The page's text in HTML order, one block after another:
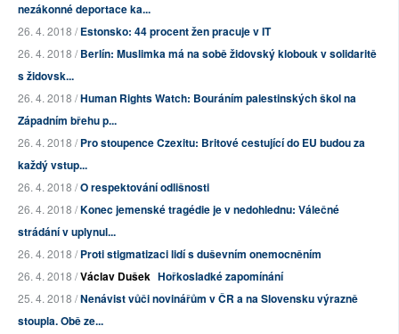
nezákonné deportace ka...
26. 4. 2018 /Estonsko: 44 procent žen pracuje v IT
26. 4. 2018 /Berlín: Muslimka má na sobě židovský klobouk v solidaritě
s židovsk...
26. 4. 2018 /Human Rights Watch: Bouráním palestinských škol na
Západním břehu p...
26. 4. 2018 /Pro stoupence Czexitu: Britové cestující do EU budou za
každý vstup...
26. 4. 2018 /O respektování odlišnosti
26. 4. 2018 /Konec jemenské tragédie je v nedohlednu: Válečné
strádání v uplynul...
26. 4. 2018 /Proti stigmatizaci lidí s duševním onemocněním
26. 4. 2018 /Václav Dušek Hořkosladké zapomínání
25. 4. 2018 /Nenávist vůči novinářům v ČR a na Slovensku výrazně
stoupla. Obě ze...